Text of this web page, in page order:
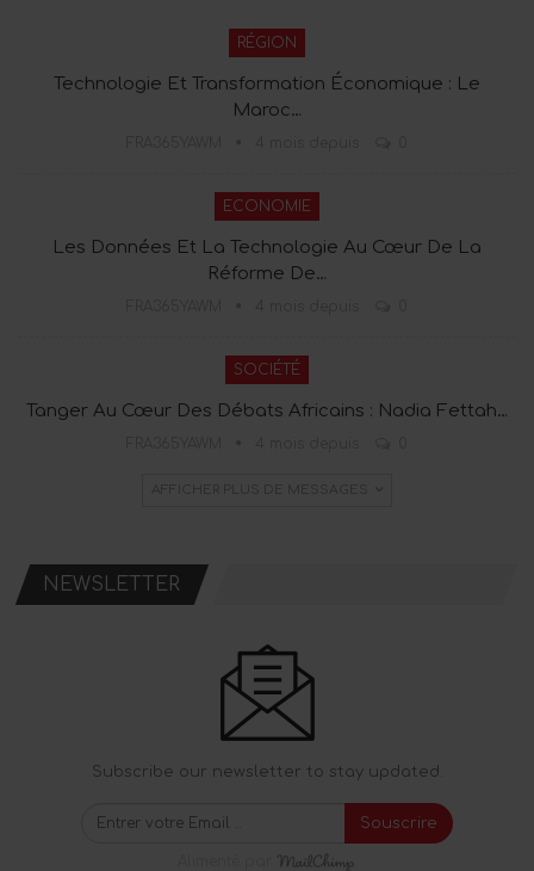
RÉGION
Technologie Et Transformation Économique : Le
Maroc…
ECONOMIE
Les Données Et La Technologie Au Cœur De La
Réforme De…
SOCIÉTÉ
Tanger Au Cœur Des Débats Africains : Nadia Fettah…
AFFICHER PLUS DE MESSAGES
NEWSLETTER
Subscribe our newsletter to stay updated.
Souscrire